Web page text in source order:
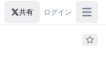
共有 ログイン